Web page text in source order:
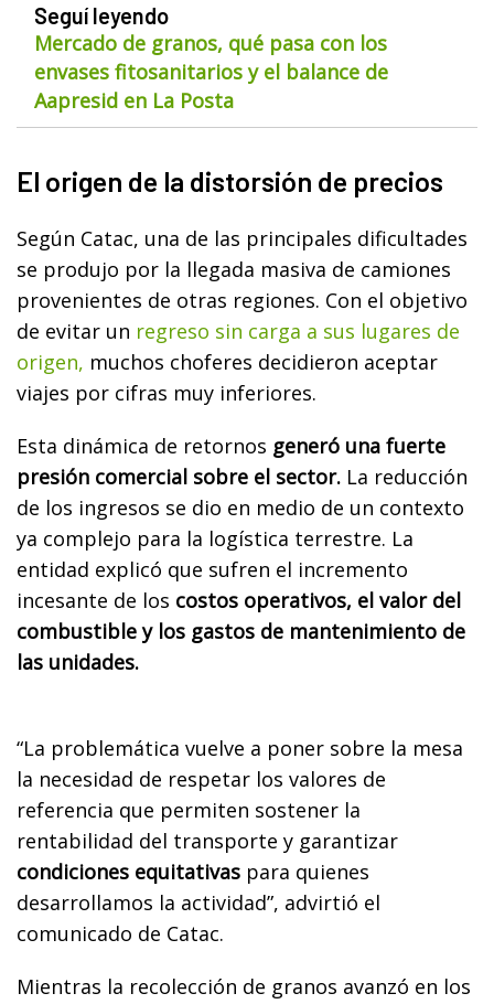
Seguí leyendo
Mercado de granos, qué pasa con los
envases fitosanitarios y el balance de
Aapresid en La Posta
El origen de la distorsión de precios
Según Catac, una de las principales dificultades
se produjo por la llegada masiva de camiones
provenientes de otras regiones. Con el objetivo
de evitar un regreso sin carga a sus lugares de
origen, muchos choferes decidieron aceptar
viajes por cifras muy inferiores.
Esta dinámica de retornos generó una fuerte
presión comercial sobre el sector. La reducción
de los ingresos se dio en medio de un contexto
ya complejo para la logística terrestre. La
entidad explicó que sufren el incremento
incesante de los costos operativos, el valor del
combustible y los gastos de mantenimiento de
las unidades.
“La problemática vuelve a poner sobre la mesa
la necesidad de respetar los valores de
referencia que permiten sostener la
rentabilidad del transporte y garantizar
condiciones equitativas para quienes
desarrollamos la actividad”, advirtió el
comunicado de Catac.
Mientras la recolección de granos avanzó en los